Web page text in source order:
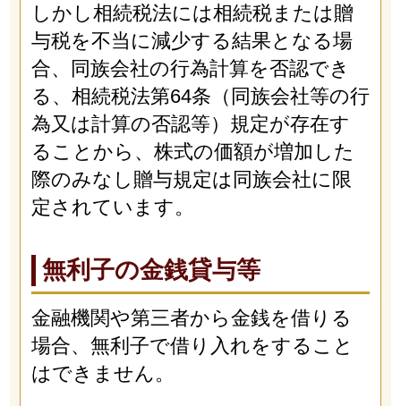
しかし相続税法には相続税または贈
与税を不当に減少する結果となる場
合、同族会社の行為計算を否認でき
る、相続税法第64条（同族会社等の行
為又は計算の否認等）規定が存在す
ることから、株式の価額が増加した
際のみなし贈与規定は同族会社に限
定されています。
無利子の金銭貸与等
金融機関や第三者から金銭を借りる
場合、無利子で借り入れをすること
はできません。